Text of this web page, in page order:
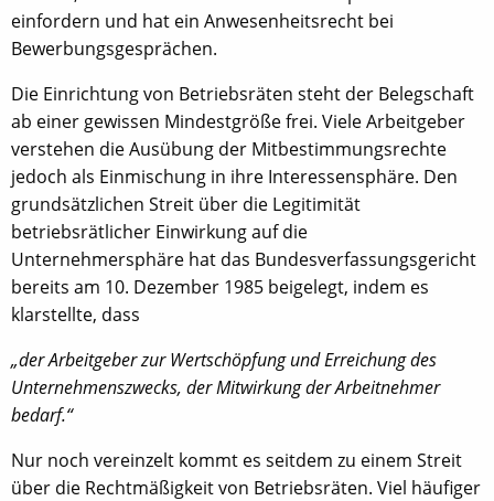
einfordern und hat ein Anwesenheitsrecht bei
Bewerbungsgesprächen.
Die Einrichtung von Betriebsräten steht der Belegschaft
ab einer gewissen Mindestgröße frei. Viele Arbeitgeber
verstehen die Ausübung der Mitbestimmungsrechte
jedoch als Einmischung in ihre Interessensphäre. Den
grundsätzlichen Streit über die Legitimität
betriebsrätlicher Einwirkung auf die
Unternehmersphäre hat das Bundesverfassungsgericht
bereits am 10. Dezember 1985 beigelegt, indem es
klarstellte, dass
„der Arbeitgeber zur Wertschöpfung und Erreichung des
Unternehmenszwecks, der Mitwirkung der Arbeitnehmer
bedarf.“
Nur noch vereinzelt kommt es seitdem zu einem Streit
über die Rechtmäßigkeit von Betriebsräten. Viel häufiger